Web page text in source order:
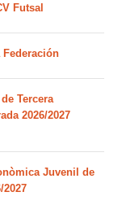
Futsal
Federación
Tercera
2026/2027
Juvenil de